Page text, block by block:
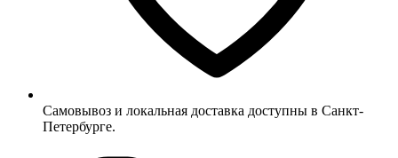
Самовывоз и локальная доставка доступны в Санкт-
Петербурге.